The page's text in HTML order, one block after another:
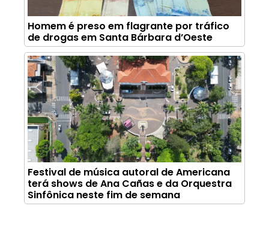
Homem é preso em flagrante por tráfico
de drogas em Santa Bárbara d’Oeste
Festival de música autoral de Americana
terá shows de Ana Cañas e da Orquestra
Sinfônica neste fim de semana